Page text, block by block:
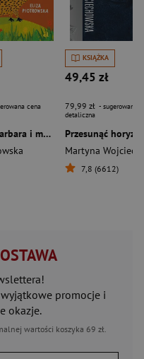
cena
Kapibara Barbara i małpie figle
KSIĄŻKA
49,45 zł
79,99 zł - sugerowana
detaliczna
7,8 (6612)
promocje i
okazje.
wartości koszyka 69 zł.